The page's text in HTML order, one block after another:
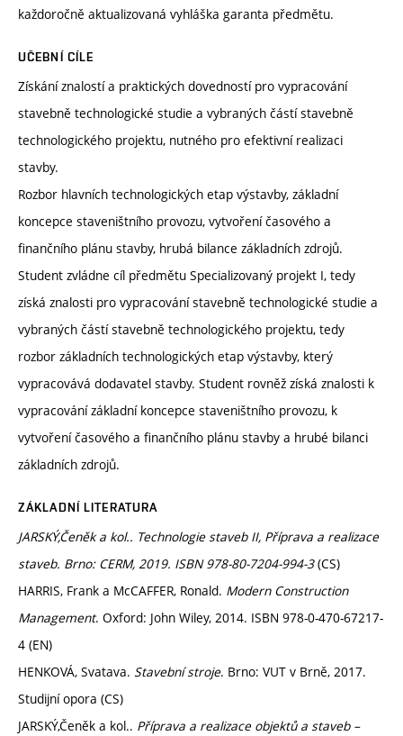
každoročně aktualizovaná vyhláška garanta předmětu.
UČEBNÍ CÍLE
Získání znalostí a praktických dovedností pro vypracování
stavebně technologické studie a vybraných částí stavebně
technologického projektu, nutného pro efektivní realizaci
stavby.
Rozbor hlavních technologických etap výstavby, základní
koncepce staveništního provozu, vytvoření časového a
finančního plánu stavby, hrubá bilance základních zdrojů.
Student zvládne cíl předmětu Specializovaný projekt I, tedy
získá znalosti pro vypracování stavebně technologické studie a
vybraných částí stavebně technologického projektu, tedy
rozbor základních technologických etap výstavby, který
vypracovává dodavatel stavby. Student rovněž získá znalosti k
vypracování základní koncepce staveništního provozu, k
vytvoření časového a finančního plánu stavby a hrubé bilanci
základních zdrojů.
ZÁKLADNÍ LITERATURA
JARSKÝ,Čeněk a kol.. Technologie staveb II, Příprava a realizace
staveb. Brno: CERM, 2019. ISBN 978-80-7204-994-3(CS)
HARRIS, Frank a McCAFFER, Ronald. Modern Construction
Management. Oxford: John Wiley, 2014. ISBN 978-0-470-67217-
4 (EN)
HENKOVÁ, Svatava. Stavební stroje. Brno: VUT v Brně, 2017.
Studijní opora (CS)
JARSKÝ,Čeněk a kol.. Příprava a realizace objektů a staveb –